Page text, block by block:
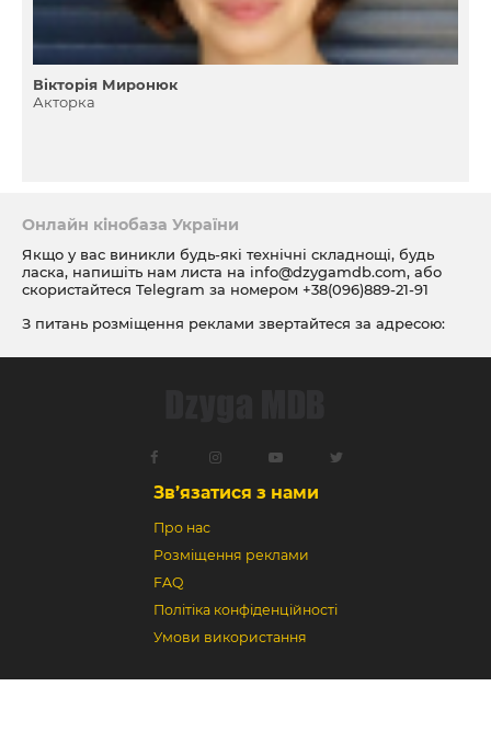
Вікторія Миронюк
Акторка
Онлайн кінобаза України
Якщо у вас виникли будь-які технічні складнощі, будь
ласка, напишіть нам листа на info@dzygamdb.com, або
скористайтеся Telegram за номером +38(096)889-21-91
З питань розміщення реклами звертайтеся за адресою:
посиланням
Зв’язатися з нами
Про нас
Розміщення реклами
FAQ
Політіка конфіденційності
Умови використання